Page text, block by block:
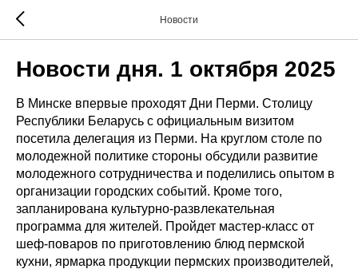
Новости
Новости дня. 1 октября 2025
В Минске впервые проходят Дни Перми. Столицу
Республики Беларусь с официальным визитом
посетила делегация из Перми. На круглом столе по
молодежной политике стороны обсудили развитие
молодежного сотрудничества и поделились опытом в
организации городских событий. Кроме того,
запланирована культурно-развлекательная
программа для жителей. Пройдет мастер-класс от
шеф-поваров по приготовлению блюд пермской
кухни, ярмарка продукции пермских производителей,